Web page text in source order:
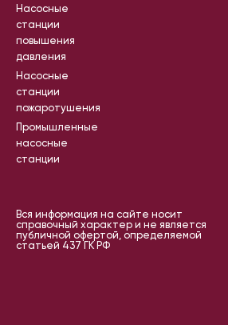
Насосные
станции
повышения
давления
Насосные
станции
пожаротушения
Промышленные
насосные
станции
Вся информация на сайте носит
справочный характер и не является
публичной офертой, определяемой
статьей 437 ГК РФ